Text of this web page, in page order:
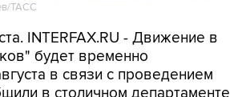
ТАСС
INTERFAX.RU - Движение в
будет временно
в связи с проведением